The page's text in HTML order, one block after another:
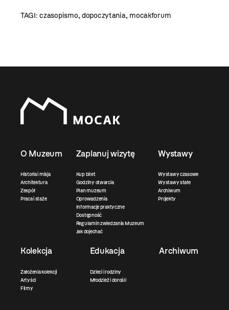
TAGI:czasopismo, dopoczytania, mocakforum
O Muzeum
Historia i misja
Architektura
Zespół
Praca i staże
Zaplanuj wizytę
Kup bilet
Godziny otwarcia
Plan muzeum
Oprowadzenia
Informacje praktyczne
Dostępność
Regulamin zwiedzania Muzeum
Jak dojechać
Wystawy
Wystawy czasowe
Wystawy stałe
Archiwum
Projekty
Kolekcja
Założenia kolekcji
Artyści
Filmy
Edukacja
Dzieci i rodziny
Młodzież i dorośli
Archiwum